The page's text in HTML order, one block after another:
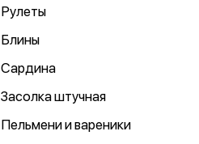
Рулеты
Блины
Сардина
Засолка штучная
Пельмени и вареники